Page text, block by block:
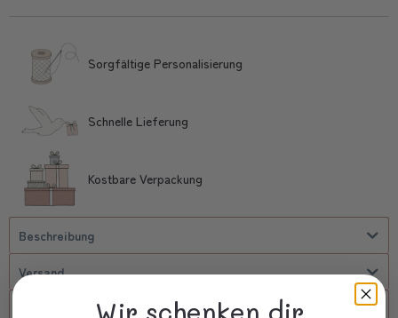
Sorgfältige Personalisierung
Schnelle Lieferung
Kostbare Verpackung
Beschreibung
Versand
Wir schenken dir